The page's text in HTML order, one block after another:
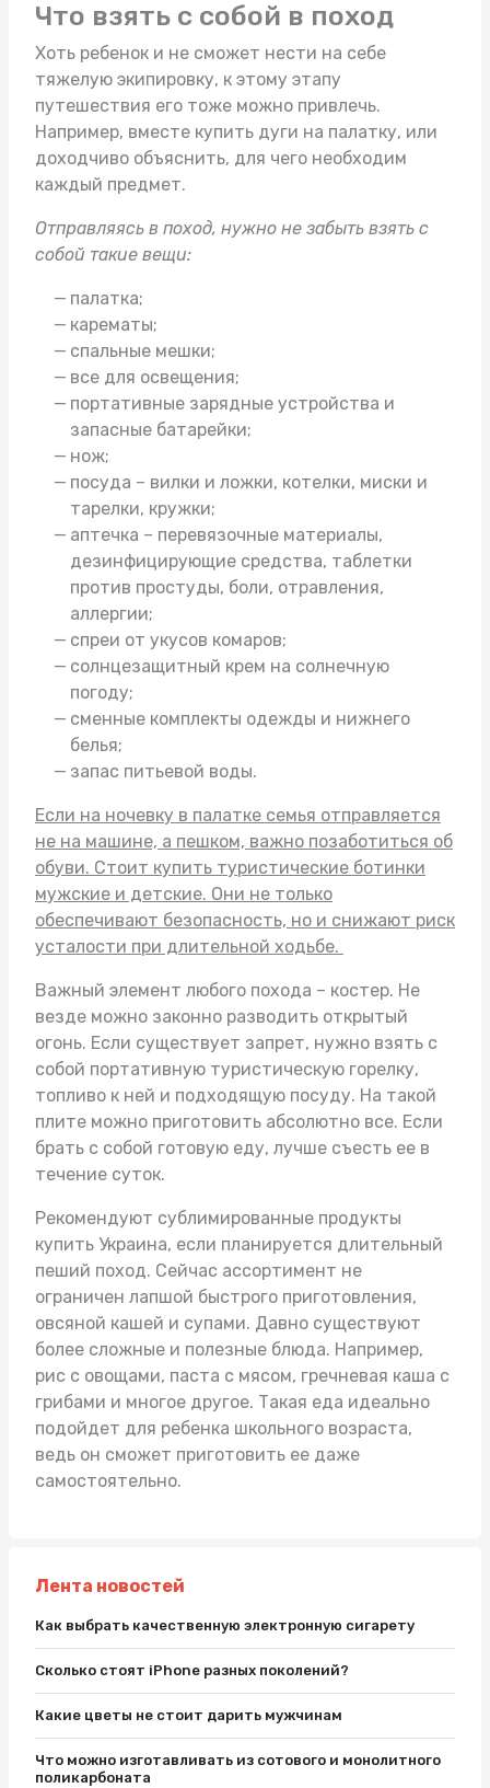
Что взять с собой в поход
Хоть ребенок и не сможет нести на себе
тяжелую экипировку, к этому этапу
путешествия его тоже можно привлечь.
Например, вместе купить дуги на палатку, или
доходчиво объяснить, для чего необходим
каждый предмет.
Отправляясь в поход, нужно не забыть взять с
собой такие вещи:
палатка;
карематы;
спальные мешки;
все для освещения;
портативные зарядные устройства и
запасные батарейки;
нож;
посуда – вилки и ложки, котелки, миски и
тарелки, кружки;
аптечка – перевязочные материалы,
дезинфицирующие средства, таблетки
против простуды, боли, отравления,
аллергии;
спреи от укусов комаров;
солнцезащитный крем на солнечную
погоду;
сменные комплекты одежды и нижнего
белья;
запас питьевой воды.
Если на ночевку в палатке семья отправляется
не на машине, а пешком, важно позаботиться об
обуви. Стоит купить туристические ботинки
мужские и детские. Они не только
обеспечивают безопасность, но и снижают риск
усталости при длительной ходьбе.
Важный элемент любого похода – костер. Не
везде можно законно разводить открытый
огонь. Если существует запрет, нужно взять с
собой портативную туристическую горелку,
топливо к ней и подходящую посуду. На такой
плите можно приготовить абсолютно все. Если
брать с собой готовую еду, лучше съесть ее в
течение суток.
Рекомендуют сублимированные продукты
купить Украина, если планируется длительный
пеший поход. Сейчас ассортимент не
ограничен лапшой быстрого приготовления,
овсяной кашей и супами. Давно существуют
более сложные и полезные блюда. Например,
рис с овощами, паста с мясом, гречневая каша с
грибами и многое другое. Такая еда идеально
подойдет для ребенка школьного возраста,
ведь он сможет приготовить ее даже
самостоятельно.
Лента новостей
Как выбрать качественную электронную сигарету
Сколько стоят iPhone разных поколений?
Какие цветы не стоит дарить мужчинам
Что можно изготавливать из сотового и монолитного
поликарбоната